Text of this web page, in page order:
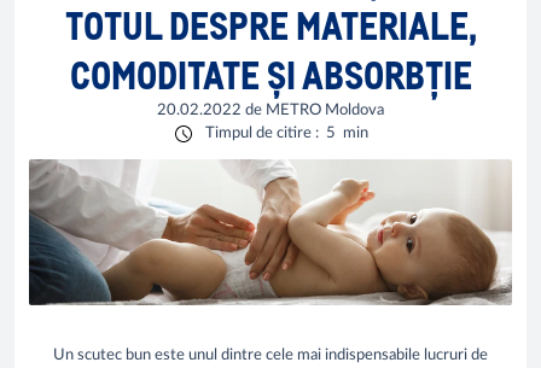
TOTUL DESPRE MATERIALE,
COMODITATE ȘI ABSORBȚIE
20.02.2022 de METRO Moldova
Timpul de citire : 5 min
Un scutec bun este unul dintre cele mai indispensabile lucruri de